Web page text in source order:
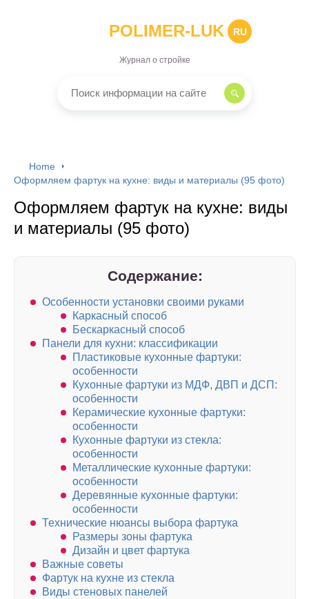
POLIMER-LUK RU
Журнал о стройке
Home
Оформляем фартук на кухне: виды и материалы (95 фото)
Оформляем фартук на кухне: виды
и материалы (95 фото)
Содержание:
Особенности установки своими руками
Каркасный способ
Бескаркасный способ
Панели для кухни: классификации
Пластиковые кухонные фартуки:
особенности
Кухонные фартуки из МДФ, ДВП и ДСП:
особенности
Керамические кухонные фартуки:
особенности
Кухонные фартуки из стекла:
особенности
Металлические кухонные фартуки:
особенности
Деревянные кухонные фартуки:
особенности
Технические нюансы выбора фартука
Размеры зоны фартука
Дизайн и цвет фартука
Важные советы
Фартук на кухне из стекла
Виды стеновых панелей